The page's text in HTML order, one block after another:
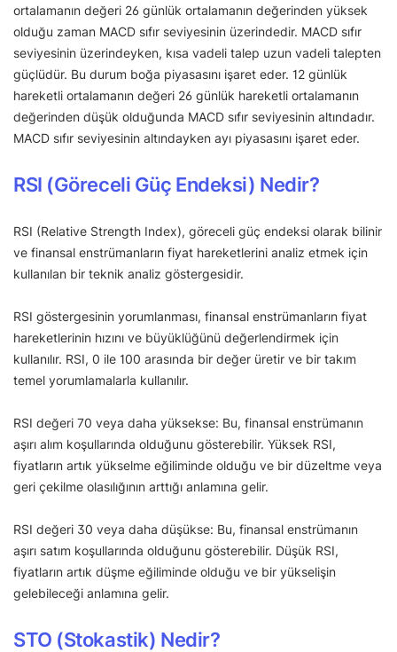
ortalamanın değeri 26 günlük ortalamanın değerinden yüksek
olduğu zaman MACD sıfır seviyesinin üzerindedir. MACD sıfır
seviyesinin üzerindeyken, kısa vadeli talep uzun vadeli talepten
güçlüdür. Bu durum boğa piyasasını işaret eder. 12 günlük
hareketli ortalamanın değeri 26 günlük hareketli ortalamanın
değerinden düşük olduğunda MACD sıfır seviyesinin altındadır.
MACD sıfır seviyesinin altındayken ayı piyasasını işaret eder.
RSI (Göreceli Güç Endeksi) Nedir?
RSI (Relative Strength Index), göreceli güç endeksi olarak bilinir
ve finansal enstrümanların fiyat hareketlerini analiz etmek için
kullanılan bir teknik analiz göstergesidir.
RSI göstergesinin yorumlanması, finansal enstrümanların fiyat
hareketlerinin hızını ve büyüklüğünü değerlendirmek için
kullanılır. RSI, 0 ile 100 arasında bir değer üretir ve bir takım
temel yorumlamalarla kullanılır.
RSI değeri 70 veya daha yüksekse: Bu, finansal enstrümanın
aşırı alım koşullarında olduğunu gösterebilir. Yüksek RSI,
fiyatların artık yükselme eğiliminde olduğu ve bir düzeltme veya
geri çekilme olasılığının arttığı anlamına gelir.
RSI değeri 30 veya daha düşükse: Bu, finansal enstrümanın
aşırı satım koşullarında olduğunu gösterebilir. Düşük RSI,
fiyatların artık düşme eğiliminde olduğu ve bir yükselişin
gelebileceği anlamına gelir.
STO (Stokastik) Nedir?